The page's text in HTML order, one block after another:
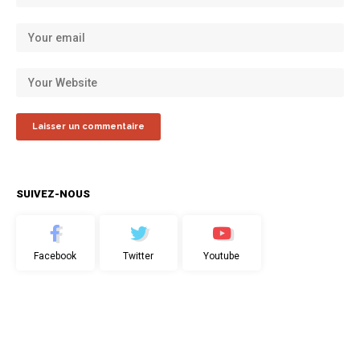
SUIVEZ-NOUS
Facebook Twitter Youtube